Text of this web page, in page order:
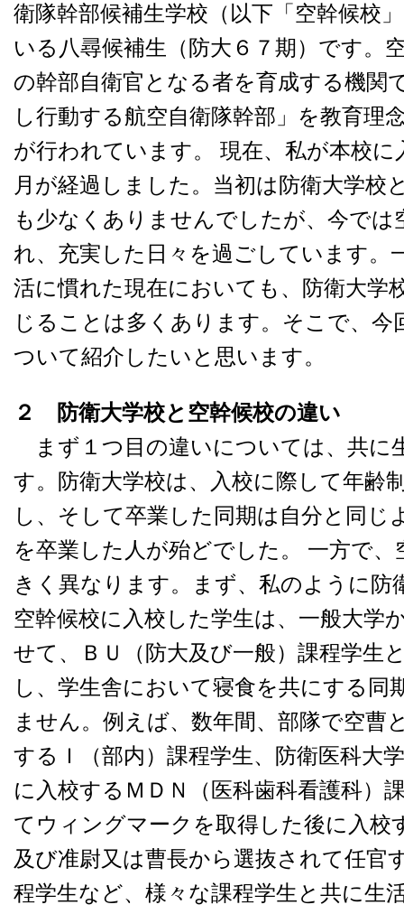
衛隊幹部候補生学校（以下「空幹候校
いる八尋候補生（防大６７期）です。
の幹部自衛官となる者を育成する機関
し行動する航空自衛隊幹部」を教育理
が行われています。 現在、私が本校
月が経過しました。当初は防衛大学校
も少なくありませんでしたが、今では
れ、充実した日々を過ごしています。
活に慣れた現在においても、防衛大学
じることは多くあります。そこで、今
ついて紹介したいと思います。
２ 防衛大学校と空幹候校の違い
まず１つ目の違いについては、共に
す。防衛大学校は、入校に際して年齢
し、そして卒業した同期は自分と同じ
を卒業した人が殆どでした。 一方で
きく異なります。まず、私のように防
空幹候校に入校した学生は、一般大学
せて、ＢＵ（防大及び一般）課程学生
し、学生舎において寝食を共にする同
ません。例えば、数年間、部隊で空曹
するＩ（部内）課程学生、防衛医科大
に入校するＭＤＮ（医科歯科看護科）
てウィングマークを取得した後に入校
及び准尉又は曹長から選抜されて任官
程学生など、様々な課程学生と共に生